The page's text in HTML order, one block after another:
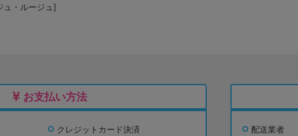
ュ・ルージュ]
お支払い方法
クレジットカード決済 配送業者